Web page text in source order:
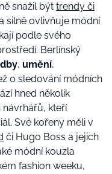
snažil být trendy či
silně ovlivňuje módní
podle svého
Berlínský
, umění,
o sledování módních
hned několik
kteří
Své kořeny měli v
či Hugo Boss a jejich
módní kouzla
fashion weeku,